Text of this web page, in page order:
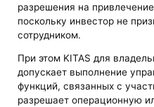
разрешения на
поскольку инвестор не
сотрудником.
При этом KITAS для
допускает выполнение
функций, связанных с
разрешает операционную